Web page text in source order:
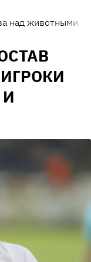
над животными